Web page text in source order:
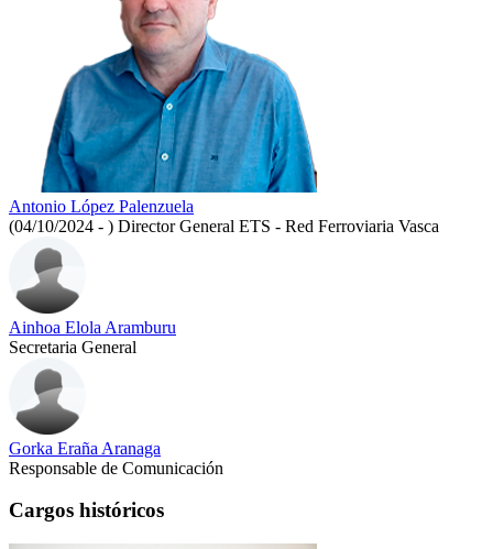
Antonio López Palenzuela
(04/10/2024 - ) Director General ETS - Red Ferroviaria Vasca
Ainhoa Elola Aramburu
Secretaria General
Gorka Eraña Aranaga
Responsable de Comunicación
Cargos históricos